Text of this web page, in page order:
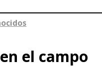
el campo